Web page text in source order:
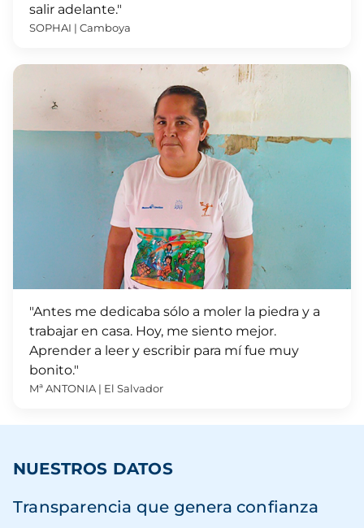
salir adelante."
SOPHAI | Camboya
"Antes me dedicaba sólo a moler la piedra y a
trabajar en casa. Hoy, me siento mejor.
Aprender a leer y escribir para mí fue muy
bonito."
Mª ANTONIA | El Salvador
NUESTROS DATOS
Transparencia que genera confianza